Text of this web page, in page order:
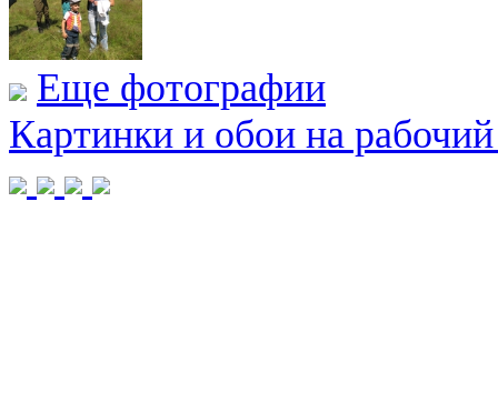
Еще фотографии
Картинки и обои на